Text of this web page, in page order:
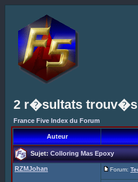
2 r�sultats trouv�s
France Five Index du Forum
Auteur
Sujet:Colloring Mas Epoxy
RZMJohan Forum: